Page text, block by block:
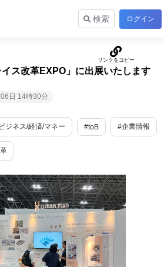
検索 ログイン
イス改⾰EXPO」に出展いたします
日 14時30分
ジネス/経済/マネー #toB #企業情報